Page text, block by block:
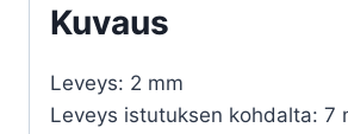
Kuvaus
Leveys: 2 mm
Leveys istutuksen kohdalta: 7